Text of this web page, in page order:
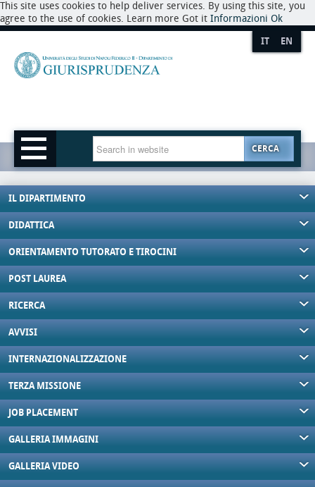
This site uses cookies to help deliver services. By using this site, you
agree to the use of cookies. Learn more Got it Informazioni Ok
IT EN
CERCA
IL DIPARTIMENTO
DIDATTICA
ORIENTAMENTO TUTORATO E TIROCINI
POST LAUREA
RICERCA
AVVISI
INTERNAZIONALIZZAZIONE
TERZA MISSIONE
JOB PLACEMENT
GALLERIA IMMAGINI
GALLERIA VIDEO